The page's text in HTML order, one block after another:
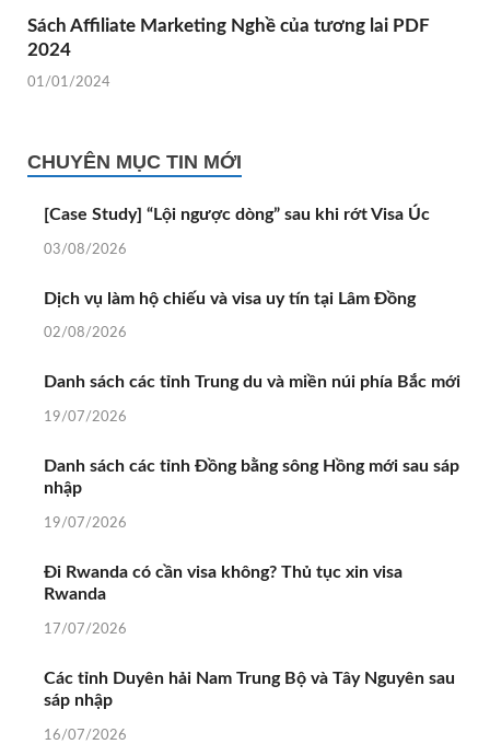
Sách Affiliate Marketing Nghề của tương lai PDF
2024
01/01/2024
CHUYÊN MỤC TIN MỚI
[Case Study] “Lội ngược dòng” sau khi rớt Visa Úc
03/08/2026
Dịch vụ làm hộ chiếu và visa uy tín tại Lâm Đồng
02/08/2026
Danh sách các tỉnh Trung du và miền núi phía Bắc mới
19/07/2026
Danh sách các tỉnh Đồng bằng sông Hồng mới sau sáp
nhập
19/07/2026
Đi Rwanda có cần visa không? Thủ tục xin visa
Rwanda
17/07/2026
Các tỉnh Duyên hải Nam Trung Bộ và Tây Nguyên sau
sáp nhập
16/07/2026